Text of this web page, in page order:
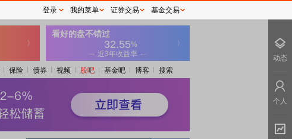
保险 债券 视频 股吧 基金吧 博客 搜索
登录 我的菜单 证券交易 基金交易
动态
个人